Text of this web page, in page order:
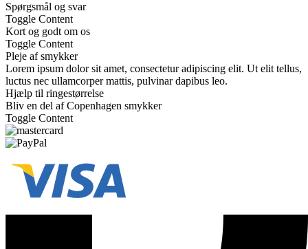
Spørgsmål og svar
Toggle Content
Kort og godt om os
Toggle Content
Pleje af smykker
Lorem ipsum dolor sit amet, consectetur adipiscing elit. Ut elit tellus,
luctus nec ullamcorper mattis, pulvinar dapibus leo.
Hjælp til ringestørrelse
Bliv en del af Copenhagen smykker
Toggle Content